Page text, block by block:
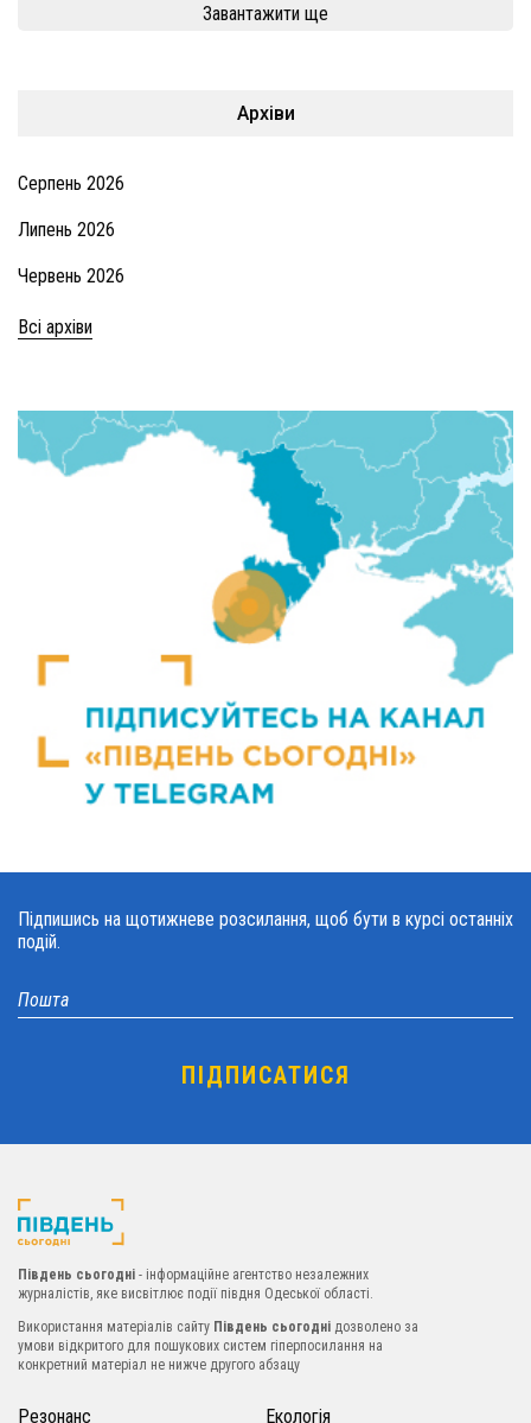
Завантажити ще
Архіви
Серпень 2026
Липень 2026
Червень 2026
Всі архіви
Підпишись на щотижневе розсилання, щоб бути в курсі останніх
подій.
Південь сьогодні - інформаційне агентство незалежних
журналістів, яке висвітлює події півдня Одеської області.
Використання матеріалів сайту Південь сьогодні дозволено за
умови відкритого для пошукових систем гіперпосилання на
конкретний матеріал не нижче другого абзацу
Резонанс Екологія